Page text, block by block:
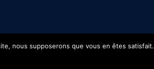
nous supposerons que vous en êtes satisfait.